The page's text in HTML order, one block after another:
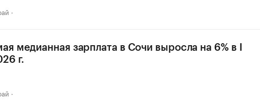
медианная зарплата в Сочи выросла на 6% в I
г.